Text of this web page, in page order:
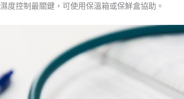
度控制最關鍵，可使用保溫箱或保鮮盒協助。